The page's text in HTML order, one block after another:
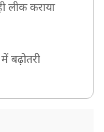
लीक कराया
बढ़ोतरी
जिंदा जलकर